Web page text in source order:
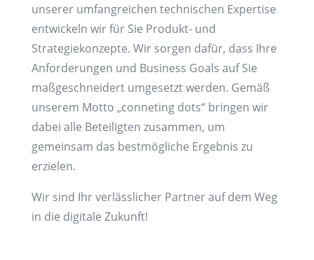
unserer umfangreichen technischen Expertise
entwickeln wir für Sie Produkt- und
Strategiekonzepte. Wir sorgen dafür, dass Ihre
Anforderungen und Business Goals auf Sie
maßgeschneidert umgesetzt werden. Gemäß
unserem Motto „conneting dots“ bringen wir
dabei alle Beteiligten zusammen, um
gemeinsam das bestmögliche Ergebnis zu
erzielen.
Wir sind Ihr verlässlicher Partner auf dem Weg
in die digitale Zukunft!